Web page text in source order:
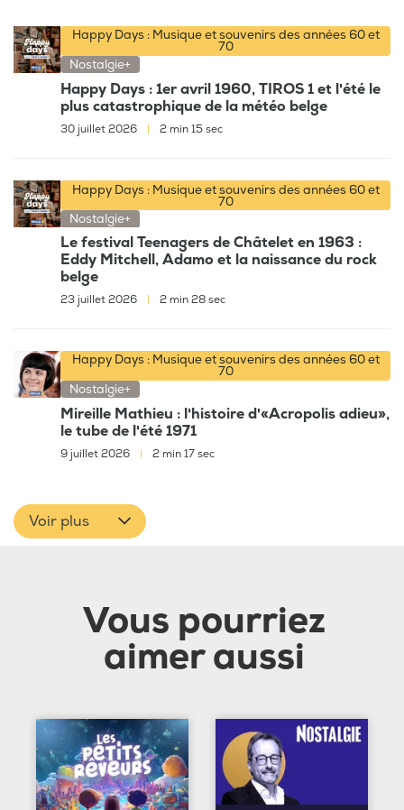
Happy Days : Musique et souvenirs des années 60 et
70
Nostalgie+
Happy Days : 1er avril 1960, TIROS 1 et l'été le
plus catastrophique de la météo belge
30 juillet 2026 2 min 15 sec
Happy Days : Musique et souvenirs des années 60 et
70
Nostalgie+
Le festival Teenagers de Châtelet en 1963 :
Eddy Mitchell, Adamo et la naissance du rock
belge
23 juillet 2026 2 min 28 sec
Happy Days : Musique et souvenirs des années 60 et
70
Nostalgie+
Mireille Mathieu : l'histoire d'«Acropolis adieu»,
le tube de l'été 1971
9 juillet 2026 2 min 17 sec
Voir plus
Vous pourriez
aimer aussi